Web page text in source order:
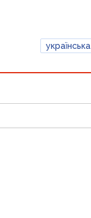
українська